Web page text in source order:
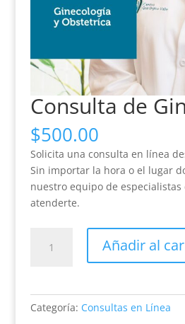
Consulta de
$500.00
Solicita una consulta en línea
Sin importar la hora o el lugar
nuestro equipo de especialistas
atenderte.
Añadir al
Categoría: Consultas en Línea